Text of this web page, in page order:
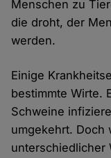
Menschen zu
die droht, der
werden.
Einige
bestimmte Wirte.
Schweine
umgekehrt. Doch
unterschiedlicher